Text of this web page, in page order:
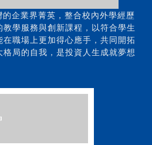
企業界菁英，整合校內外學經歷
學服務與創新課程，以符合學生
職場上更加得心應手，共同開拓
局的自我，是投資人生成就夢想